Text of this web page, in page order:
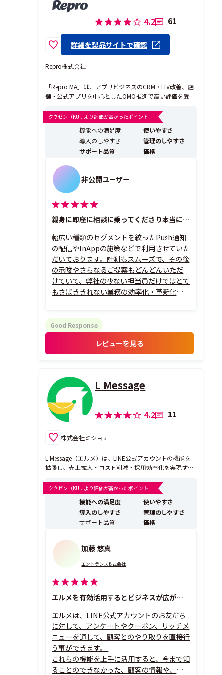
4.2 61
詳細を製品サイトで確認
Repro株式会社
「Repro MA」は、アプリビジネスのCRM・LTV改善、店
舗・公式アプリを中心としたOMO推進で高い評価を受け
ョン）ツールです。 ▼Repro MAが評価されるポイント
・顧客の行動をリアルタイムで統合し、アプリ、Web、
メール、LINEのマルチチ...
クウゼン（KU...より評価が高かったポイント
機能への満足度
使いやすさ
導入のしやすさ
管理のしやすさ
サポート品質
価格
非公開ユーザー
親身に即座に相談に乗ってくださり本当に助かっております！
幅広い種類のセグメントを絞ったPush通知
の配信やInAppの施策などで利用させていた
だいております。計測もスムーズで、その後
の示唆やさらなるご提案もどんどんいただ
けていて、弊社の少ない担当員だけではとて
もさばききれない業務の効率化・革新化に
Good Response
レビューを見る
L Message
4.2 11
株式会社ミショナ
L Message（エルメ）は、LINE公式アカウントの機能を
拡張し、売上拡大・コスト削減・採用効率化を実現する
などの独自機能を備え、24時間対応が可能に。人手をか
けずに業務を効率化しながら、顧客満足度の向上を実現
します。 2025年2月時点で累計導入件...
クウゼン（KU...より評価が高かったポイント
機能への満足度
使いやすさ
導入のしやすさ
管理のしやすさ
サポート品質
価格
加藤 悠真
エントランス株式会社
エルメを有効活用するとビジネスが広がる！
エルメは、LINE公式アカウントのお友だち
に対して、アンケートやクーポン、リッチメ
ニューを通して、顧客とのやり取りを直接行
う事ができます。
これらの機能を上手に活用すると、今まで知
ることのできなかった、顧客の情報や、趣